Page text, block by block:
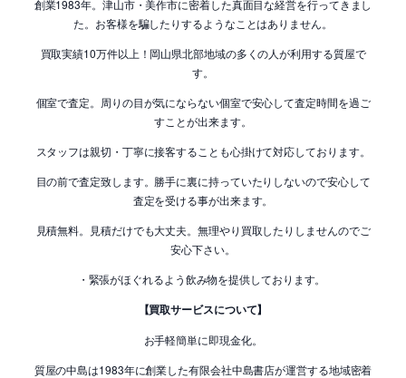
創業1983年。津山市・美作市に密着した真面目な経営を行ってきまし
た。お客様を騙したりするようなことはありません。
買取実績10万件以上！岡山県北部地域の多くの人が利用する質屋で
す。
個室で査定。周りの目が気にならない個室で安心して査定時間を過ご
すことが出来ます。
スタッフは親切・丁寧に接客することも心掛けて対応しております。
目の前で査定致します。勝手に裏に持っていたりしないので安心して
査定を受ける事が出来ます。
見積無料。見積だけでも大丈夫。無理やり買取したりしませんのでご
安心下さい。
・緊張がほぐれるよう飲み物を提供しております。
【買取サービスについて】
お手軽簡単に即現金化。
質屋の中島は1983年に創業した有限会社中島書店が運営する地域密着